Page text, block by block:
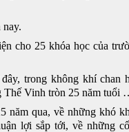
cho 25 khóa học của
trong không khí chan
Thế Vinh tròn 25 năm tuổi
năm qua, về những khó
lợi sắp tới, về những